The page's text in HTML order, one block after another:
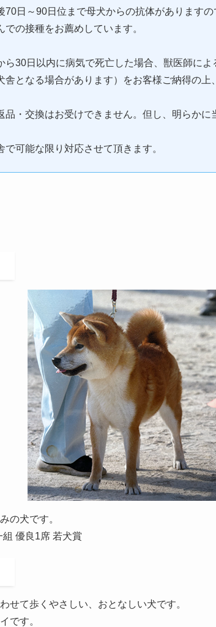
70日～90日位まで母犬からの抗体があります
の接種をお薦めしています。
ら30日以内に病気で死亡した場合、獣医師に
となる場合があります）をお客様ご納得の上
・交換はお受けできません。但し、明らかに
可能な限り対応させて頂きます。
の犬です。
優良1席 若犬賞
せて歩くやさしい、おとなしい犬です。
です。